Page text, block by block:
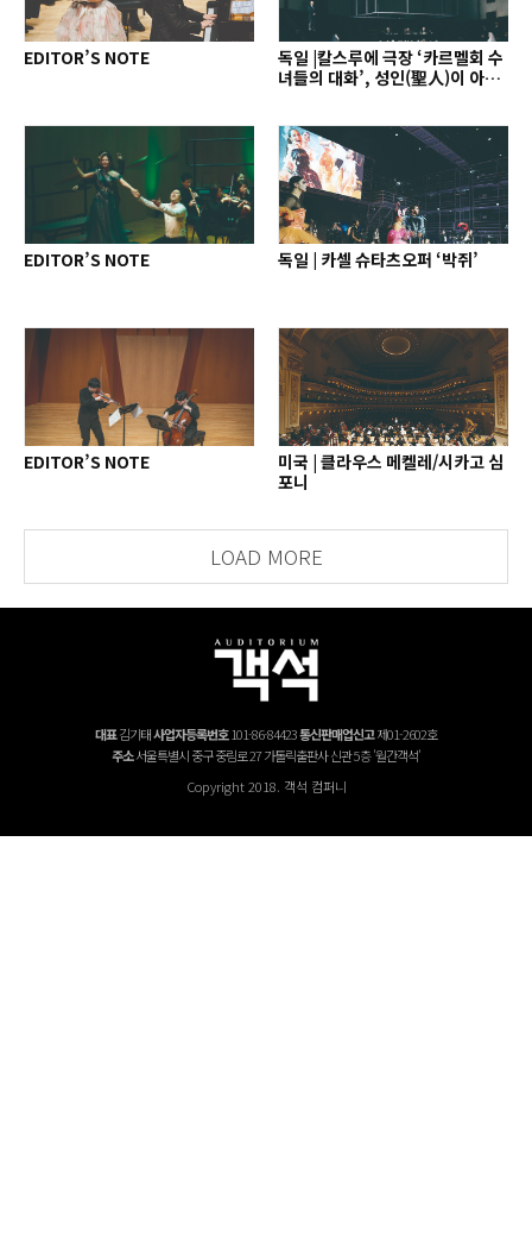
EDITOR’S NOTE
독일 |칼스루에 극장 ‘카르멜회 수
녀들의 대화’, 성인(聖人)이 아닌
EDITOR’S NOTE 독일 | 카셀 슈타츠오퍼 ‘박쥐’
EDITOR’S NOTE
미국 | 클라우스 메켈레/시카고 심
포니
LOAD MORE
대표김기태사업자등록번호101-86-84423통신판매업신고제01-2602호
주소서울특별시 중구 중림로 27 가톨릭출판사 신관 5층 '월간객석'
Copyright 2018. 객석 컴퍼니